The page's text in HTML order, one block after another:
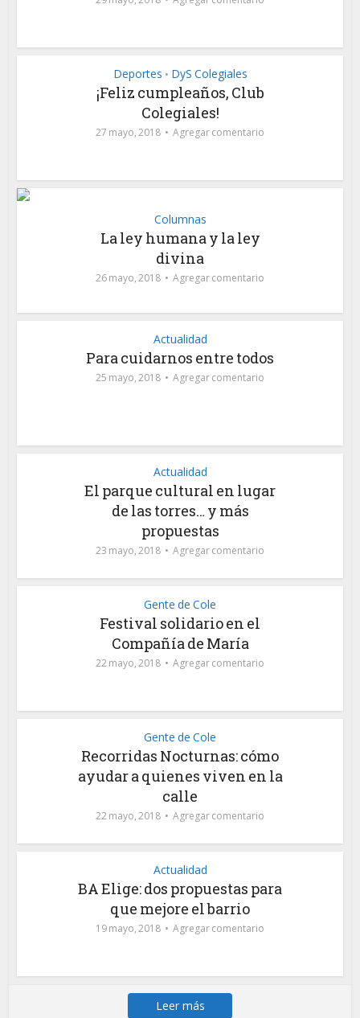
Deportes • DyS Colegiales
¡Feliz cumpleaños, Club
Colegiales!
27 mayo, 2018 Agregar comentario
Columnas
La ley humana y la ley
divina
26 mayo, 2018 Agregar comentario
Actualidad
Para cuidarnos entre todos
25 mayo, 2018 Agregar comentario
Actualidad
El parque cultural en lugar
de las torres… y más
propuestas
23 mayo, 2018 Agregar comentario
Gente de Cole
Festival solidario en el
Compañía de María
22 mayo, 2018 Agregar comentario
Gente de Cole
Recorridas Nocturnas: cómo
ayudar a quienes viven en la
calle
22 mayo, 2018 Agregar comentario
Actualidad
BA Elige: dos propuestas para
que mejore el barrio
19 mayo, 2018 Agregar comentario
Leer más